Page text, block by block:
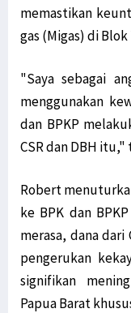
memastikan
gas (Migas) di
"Saya sebagai
menggunakan
dan BPKP
CSR dan DBH
Robert
ke BPK dan
merasa, dana dari
pengerukan
signifikan
Papua Barat